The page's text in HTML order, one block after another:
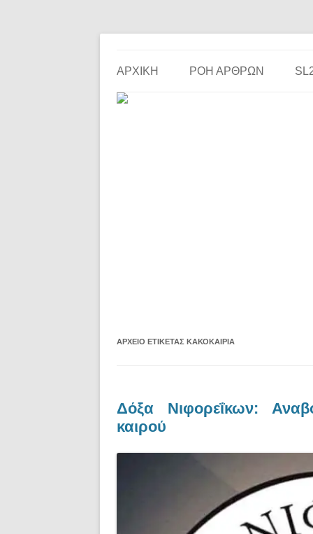
ΑΡΧΙΚΗ ΡΟΗ ΑΡΘΡΩΝ
ΑΡΧΕΊΟ ΕΤΙΚΈΤΑΣ ΚΑΚΟΚΑΙΡΊΑ
Δόξα Νιφορεΐκων:
καιρού